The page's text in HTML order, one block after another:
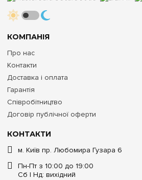
КОНТАКТИ
м. Київ пр. Любомира Гузара 6
Пн-Пт з 10:00 до 19:00
Сб | Нд: вихідний
КОМПАНІЯ
Про нас
Контакти
Доставка і оплата
Гарантія
Співробітництво
Договір публічної оферти